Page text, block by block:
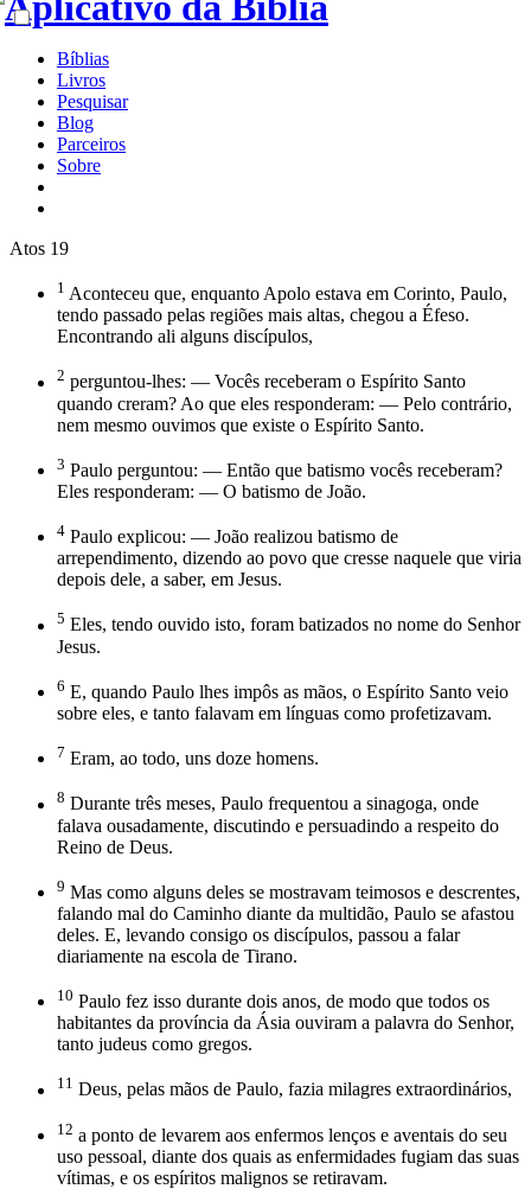
Bíblias
Livros
Pesquisar
Blog
Parceiros
Sobre
Atos 19
1 Aconteceu que, enquanto Apolo estava em Corinto, Paulo,
tendo passado pelas regiões mais altas, chegou a Éfeso.
Encontrando ali alguns discípulos,
2 perguntou-lhes: — Vocês receberam o Espírito Santo
quando creram? Ao que eles responderam: — Pelo contrário,
nem mesmo ouvimos que existe o Espírito Santo.
3 Paulo perguntou: — Então que batismo vocês receberam?
Eles responderam: — O batismo de João.
4 Paulo explicou: — João realizou batismo de
arrependimento, dizendo ao povo que cresse naquele que viria
depois dele, a saber, em Jesus.
5 Eles, tendo ouvido isto, foram batizados no nome do Senhor
Jesus.
6 E, quando Paulo lhes impôs as mãos, o Espírito Santo veio
sobre eles, e tanto falavam em línguas como profetizavam.
7 Eram, ao todo, uns doze homens.
8 Durante três meses, Paulo frequentou a sinagoga, onde
falava ousadamente, discutindo e persuadindo a respeito do
Reino de Deus.
9 Mas como alguns deles se mostravam teimosos e descrentes,
falando mal do Caminho diante da multidão, Paulo se afastou
deles. E, levando consigo os discípulos, passou a falar
diariamente na escola de Tirano.
10 Paulo fez isso durante dois anos, de modo que todos os
habitantes da província da Ásia ouviram a palavra do Senhor,
tanto judeus como gregos.
11 Deus, pelas mãos de Paulo, fazia milagres extraordinários,
12 a ponto de levarem aos enfermos lenços e aventais do seu
uso pessoal, diante dos quais as enfermidades fugiam das suas
vítimas, e os espíritos malignos se retiravam.